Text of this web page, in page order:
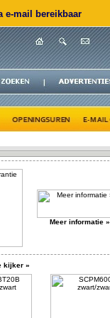
e-mail bereikbaar
Meer informatie »
kijker »